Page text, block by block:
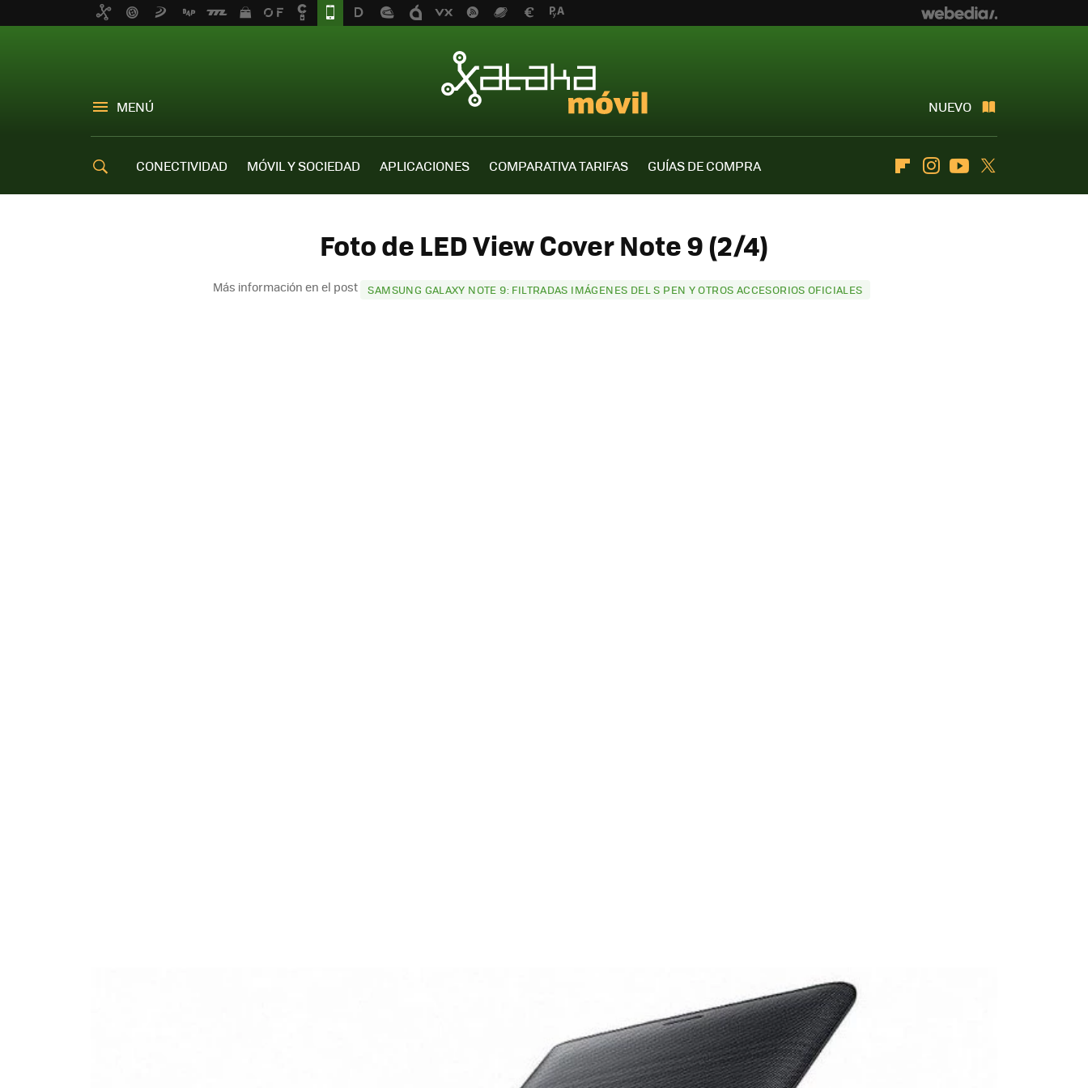
MENÚ NUEVO
CONECTIVIDAD MÓVIL Y SOCIEDAD APLICACIONES COMPARATIVA TARIFAS
GUÍAS DE COMPRA
FlipboardInstagramYoutube
Foto de LED View Cover Note 9 (2/4)
Más información en el post SAMSUNG GALAXY NOTE 9: FILTRADAS IMÁGENES DEL S PEN Y OTROS ACCESORIOS OFICIALES